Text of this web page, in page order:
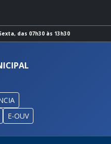
das 07h30 às 13h30
E-OUV